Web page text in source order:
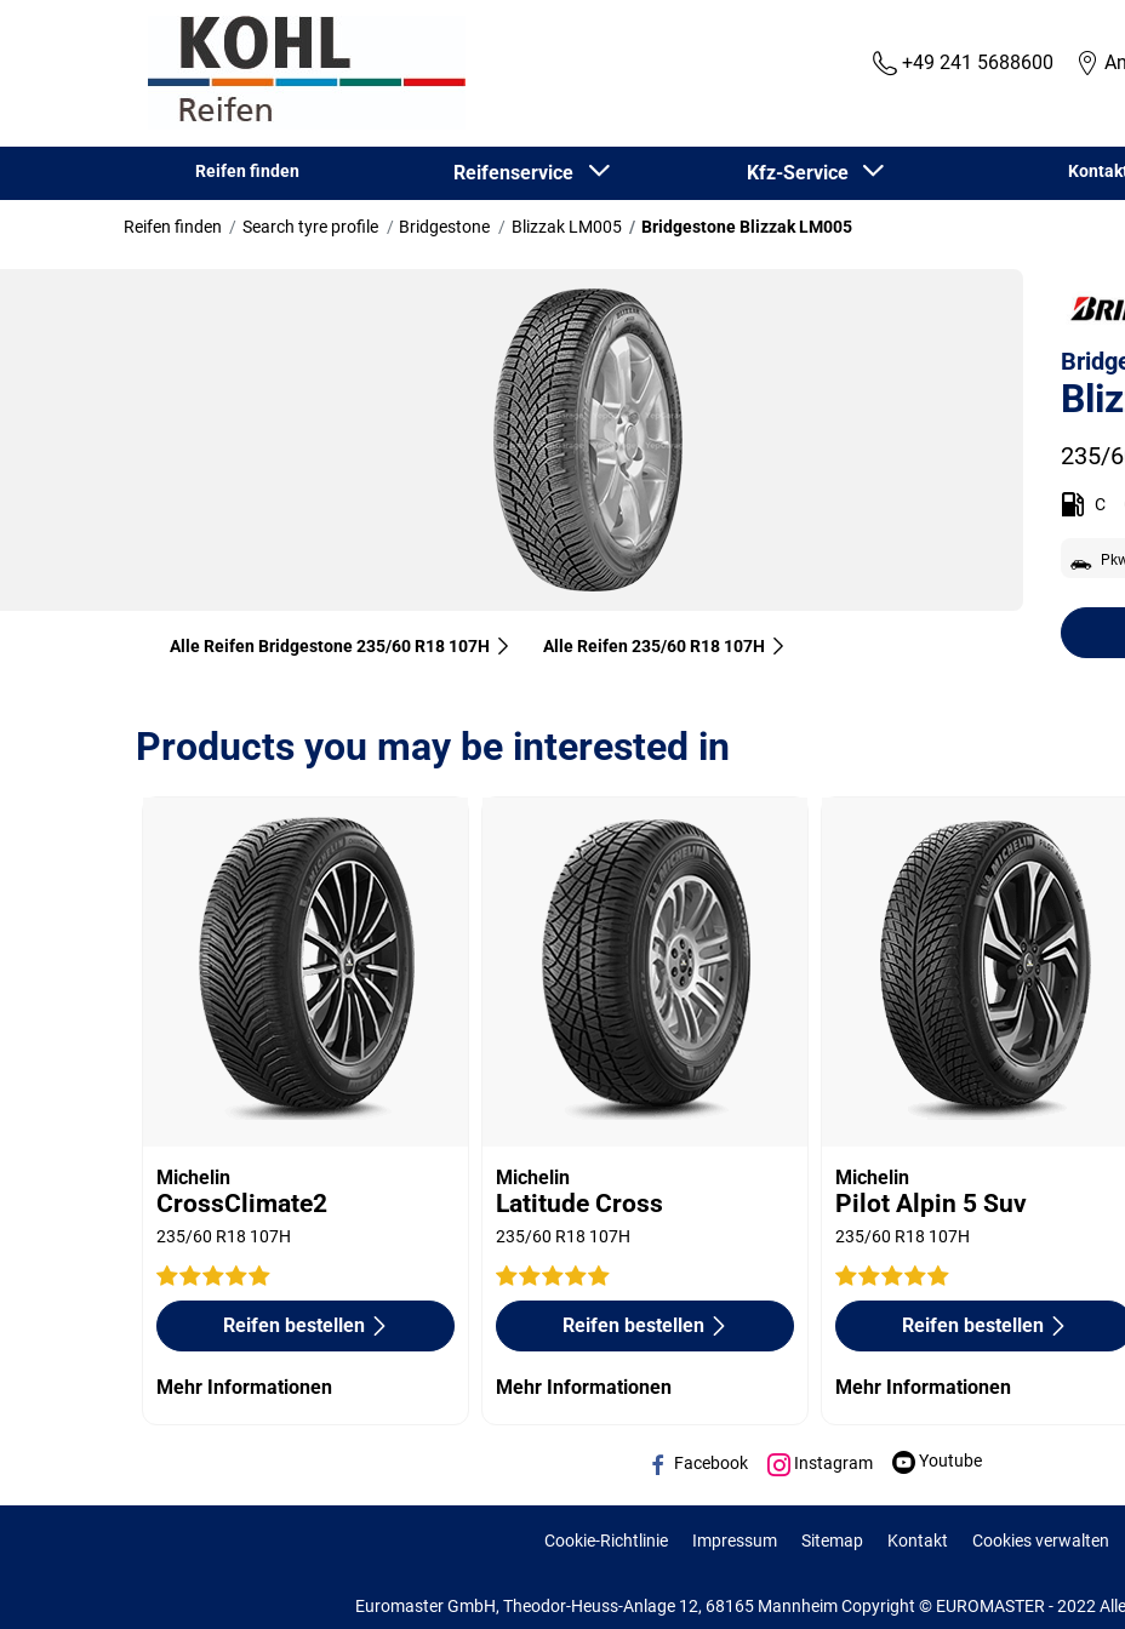
+49 241 5688600
Reifen finden Reifenservice Kfz-Service
Reifen finden Search tyre profile Bridgestone Blizzak LM005 Bridgestone Blizzak LM005
Alle Reifen Bridgestone 235/60 R18 107H Alle Reifen‎ 235/60 R18 107H
235/
C
Products you may be interested in
Michelin
CrossClimate2
235/60 R18 107H
Reifen bestellen
Mehr Informationen
Michelin
Latitude Cross
235/60 R18 107H
Reifen bestellen
Mehr Informationen
Michelin
Pilot Alpin 5 Suv
235/60 R18 107H
Reifen bestellen
Mehr Informationen
Facebook Instagram Youtube
Cookie-Richtlinie Impressum Sitemap Kontakt Cookies verwalten
Euromaster GmbH, Theodor-Heuss-Anlage 12, 68165 Mannheim Copyright © EUROMASTER - 2022